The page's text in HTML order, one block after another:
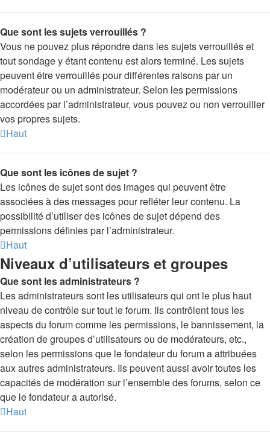
Que sont les sujets verrouillés ?
Vous ne pouvez plus répondre dans les sujets verrouillés et
tout sondage y étant contenu est alors terminé. Les sujets
peuvent être verrouillés pour différentes raisons par un
modérateur ou un administrateur. Selon les permissions
accordées par l’administrateur, vous pouvez ou non verrouiller
vos propres sujets.
Haut
Que sont les icônes de sujet ?
Les icônes de sujet sont des images qui peuvent être
associées à des messages pour refléter leur contenu. La
possibilité d’utiliser des icônes de sujet dépend des
permissions définies par l’administrateur.
Haut
Niveaux d’utilisateurs et groupes
Que sont les administrateurs ?
Les administrateurs sont les utilisateurs qui ont le plus haut
niveau de contrôle sur tout le forum. Ils contrôlent tous les
aspects du forum comme les permissions, le bannissement, la
création de groupes d’utilisateurs ou de modérateurs, etc.,
selon les permissions que le fondateur du forum a attribuées
aux autres administrateurs. Ils peuvent aussi avoir toutes les
capacités de modération sur l’ensemble des forums, selon ce
que le fondateur a autorisé.
Haut